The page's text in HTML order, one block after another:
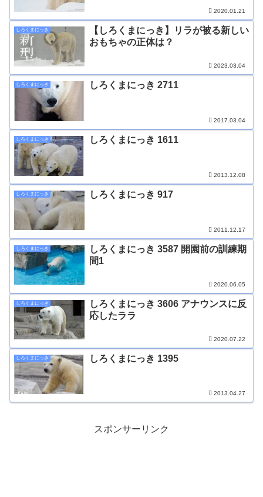
2020.01.21
しろくまにっき
【しろくまにっき】リラが被る新しい
おもちゃの正体は？
2023.03.04
しろくまにっき しろくまにっき 2711
2017.03.04
しろくまにっき しろくまにっき 1611
2013.12.08
しろくまにっき しろくまにっき 917
2011.12.17
しろくまにっき
しろくまにっき 3587 開園前の訓練期
間1
2020.06.05
しろくまにっき
しろくまにっき 3606 アナウンスに反
応したララ
2020.07.22
しろくまにっき しろくまにっき 1395
2013.04.27
スポンサーリンク